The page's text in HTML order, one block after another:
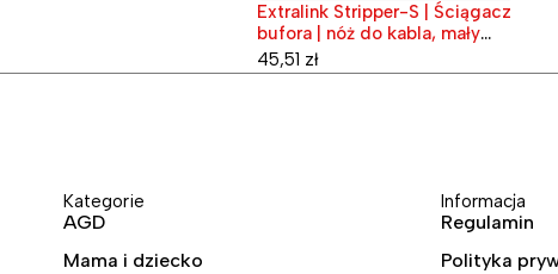
Wyprzedane
Extralink Stripper-S | Ściągacz
bufora | nóż do kabla, mały
1.5mm - 3.3mm
45,51 zł
Kategorie
AGD
Mama i dziecko
Informacja
Regulamin
Polityka